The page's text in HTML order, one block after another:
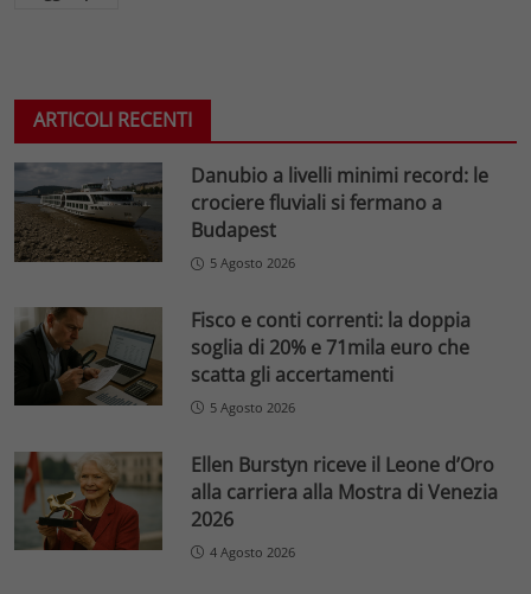
ARTICOLI RECENTI
Danubio a livelli minimi record: le
crociere fluviali si fermano a
Budapest
5 Agosto 2026
Fisco e conti correnti: la doppia
soglia di 20% e 71mila euro che
scatta gli accertamenti
5 Agosto 2026
Ellen Burstyn riceve il Leone d’Oro
alla carriera alla Mostra di Venezia
2026
4 Agosto 2026